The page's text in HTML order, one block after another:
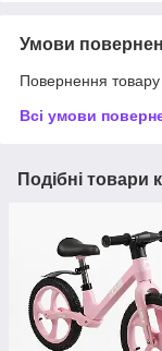
Умови
Повернення
Всі умови
Подібні товари